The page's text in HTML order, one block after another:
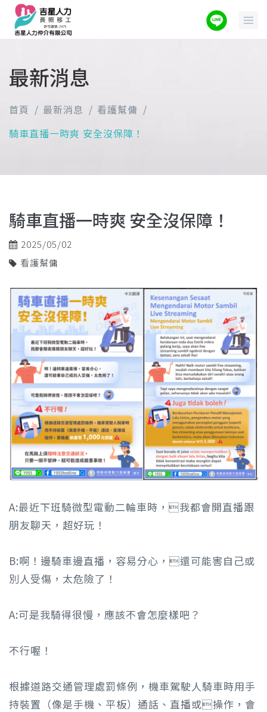
最新消息
首頁 最新消息
看護幫傭
騎車直播一時爽 安全沒保障！
騎車直播一時爽 安全沒保障！
2025/05/02
看護幫傭
A:最近下班騎微型電動二輪車時，我都會開直播跟
朋友聊天，超好玩！
B:啊！邊騎車邊直播，容易分心，還可能害自己或
別人受傷，太危險了！
A:可是我騎得很慢，應該不會怎麼樣吧？
不行喔！
根據道路交通管理處罰條例，機車駕駛人騎車時用手
持裝置（像是手機、平板）通話、直播或操作，會